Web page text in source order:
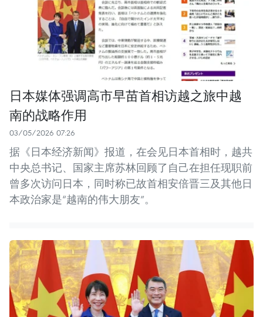
日本媒体强调高市早苗首相访越之旅中越
南的战略作用
03/05/2026 07:26
据《日本经济新闻》报道，在会见日本首相时，越共
中央总书记、国家主席苏林回顾了自己在担任现职前
曾多次访问日本，同时称已故首相安倍晋三及其他日
本政治家是“越南的伟大朋友”。